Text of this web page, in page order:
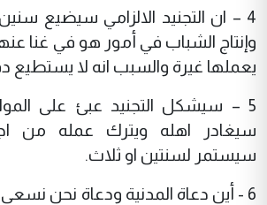
4 – ان التجنيد الالزامي سيضيع
وإنتاج الشباب في أمور هو في غنا
يعملها غيرة والسبب انه لا يستطيع
5 – سيشكل التجنيد عبئ على
سيغادر اهله ويترك عمله من
سيستمر لسنتين او ثلاث.
6 - أين دعاة المدنية ودعاة نحن